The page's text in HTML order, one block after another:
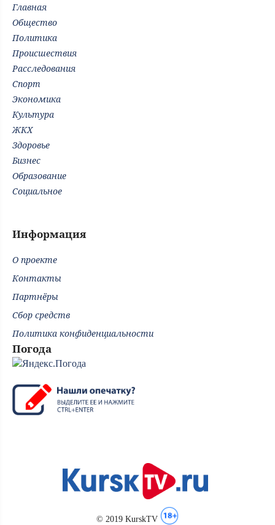
Главная
Общество
Политика
Происшествия
Расследования
Спорт
Экономика
Культура
ЖКХ
Здоровье
Бизнес
Образование
Социальное
Информация
О проекте
Контакты
Партнёры
Сбор средств
Политика конфиденциальности
Погода
© 2019 KurskTV